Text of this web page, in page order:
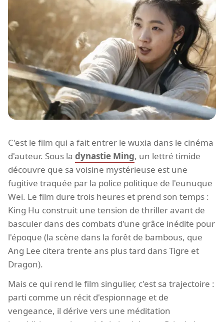
C'est le film qui a fait entrer le wuxia dans le cinéma
d'auteur. Sous la dynastie Ming, un lettré timide
découvre que sa voisine mystérieuse est une
fugitive traquée par la police politique de l'eunuque
Wei. Le film dure trois heures et prend son temps :
King Hu construit une tension de thriller avant de
basculer dans des combats d'une grâce inédite pour
l'époque (la scène dans la forêt de bambous, que
Ang Lee citera trente ans plus tard dans Tigre et
Dragon).
Mais ce qui rend le film singulier, c'est sa trajectoire :
parti comme un récit d'espionnage et de
vengeance, il dérive vers une méditation